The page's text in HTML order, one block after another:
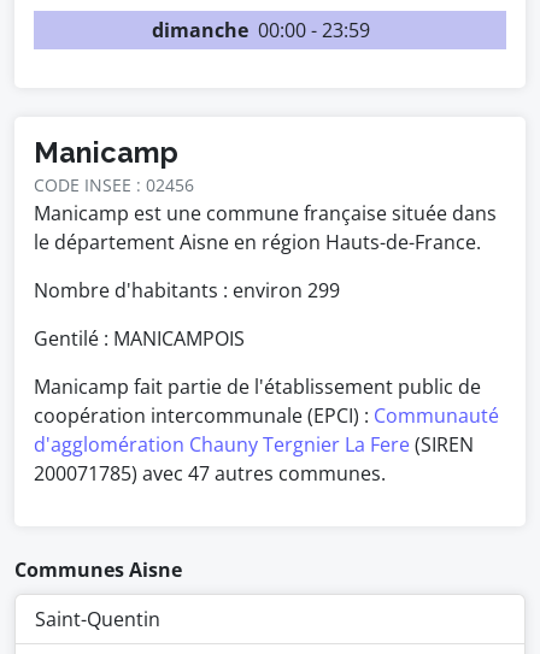
dimanche 00:00 - 23:59
Manicamp
CODE INSEE : 02456
Manicamp est une commune française située dans
le département Aisne en région Hauts-de-France.
Nombre d'habitants : environ 299
Gentilé : MANICAMPOIS
Manicamp fait partie de l'établissement public de
coopération intercommunale (EPCI) : Communauté
d'agglomération Chauny Tergnier La Fere(SIREN
200071785) avec 47 autres communes.
Communes Aisne
Saint-Quentin